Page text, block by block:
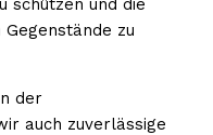
zu
der
auch zuverlässige